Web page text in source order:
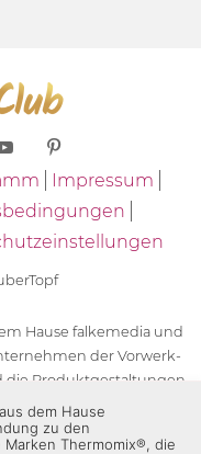
Impressum
Hause falkemedia und
der Vorwerk-
die Produktgestaltungen
der Unternehmen
die Zeichen TM5®,
dem Hause
zu den
Thermomix®, die